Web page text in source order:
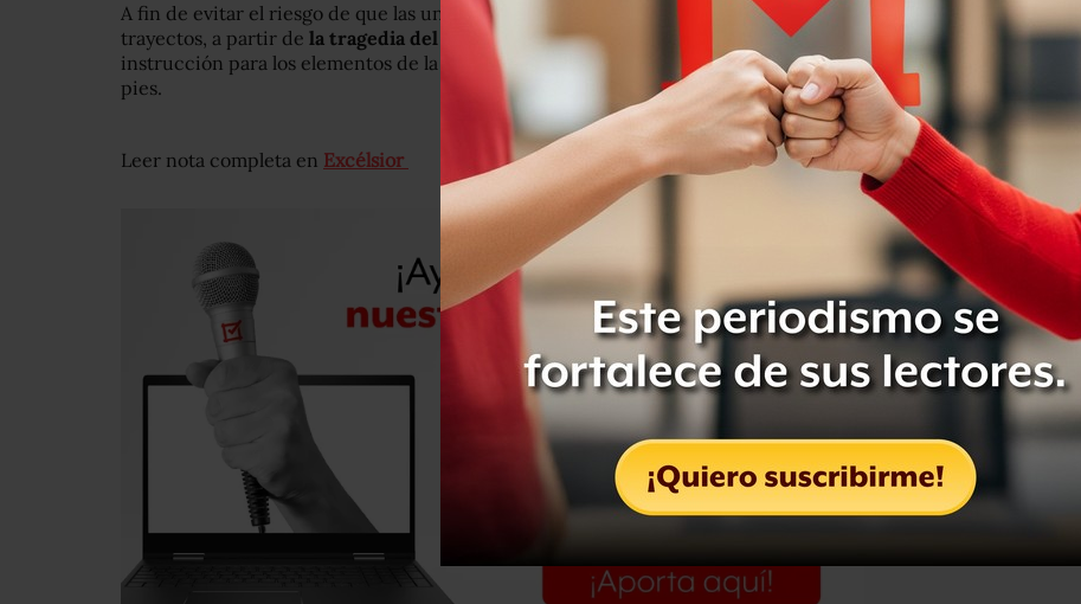
A fin de evitar el riesgo de que las unidades se accidenten por la orografía de sus
trayectos, a partir de la tragedia del viernes 11 de noviembre de este 2011 , la
instrucción para los elementos de la FAM es mantenerse a una altura de diez mil
pies.
Leer nota completa en Excélsior